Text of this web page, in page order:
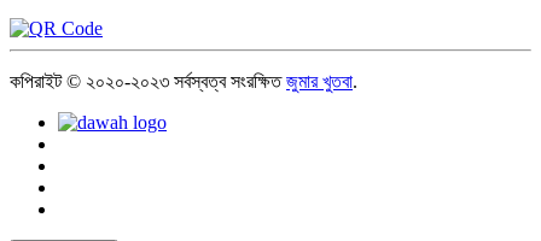
কপিরাইট © ২০২০-২০২৩ সর্বস্বত্ব সংরক্ষিতজুমার খুতবা.